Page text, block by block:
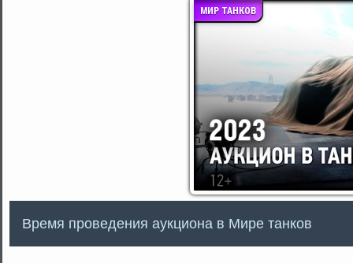
МИР ТАНКОВ
Время проведения аукциона в Мире танков